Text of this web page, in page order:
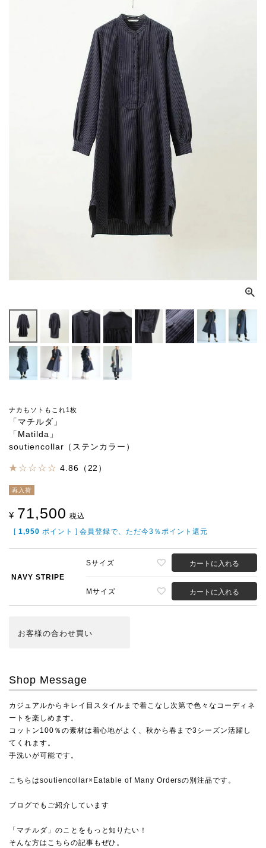
ナカもソトもこれ1枚
「マチルダ」
「Matilda」
soutiencollar（ステンカラー）
4.86（22）
再入荷
¥ 71,500 税込
[ 1,950 ポイント ] 会員登録で、ただ今3％ポイント還元
NAVY STRIPE
Sサイズ カートに入れる
Mサイズ カートに入れる
お客様の合わせ買い
Shop Message
カジュアルからキレイ目スタイルまで着こなし次第で色々なコーディネ
ートを楽しめます。
コットン100％の素材は着心地がよく、秋から春まで3シーズン活躍し
てくれます。
手洗いが可能です。
こちらはsoutiencollar×Eatable of Many Ordersの別注品です。
ブログでもご紹介しています
「マチルダ」のことをもっと知りたい！
そんな方はこちらの記事もぜひ。